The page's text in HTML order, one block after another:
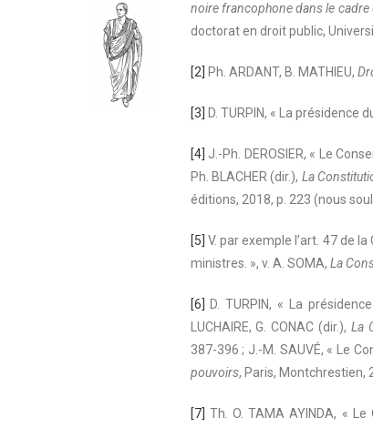
noire francophone dans le cadre
doctorat en droit public,
[2] Ph. ARDANT, B. MATHIEU,
[3] D. TURPIN, « La présidence
[4] J.-Ph. DEROSIER, « Le
Ph. BLACHER (dir.), La
éditions, 2018, p. 223 (nous
[5] V. par exemple l’art. 47 de
ministres. », v. A. SOMA, La
[6] D. TURPIN, « La
LUCHAIRE, G. CONAC (dir.),La
387-396 ; J.-M. SAUVÉ, « Le
pouvoirs, Paris, Montchrestien,
[7] Th. O. TAMA AYINDA, «